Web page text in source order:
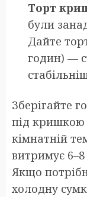
Торт
були
Дайте
годин) —
Зберігайте
під кришкою
кімнатній
витримує 6–8
Якщо
холодну